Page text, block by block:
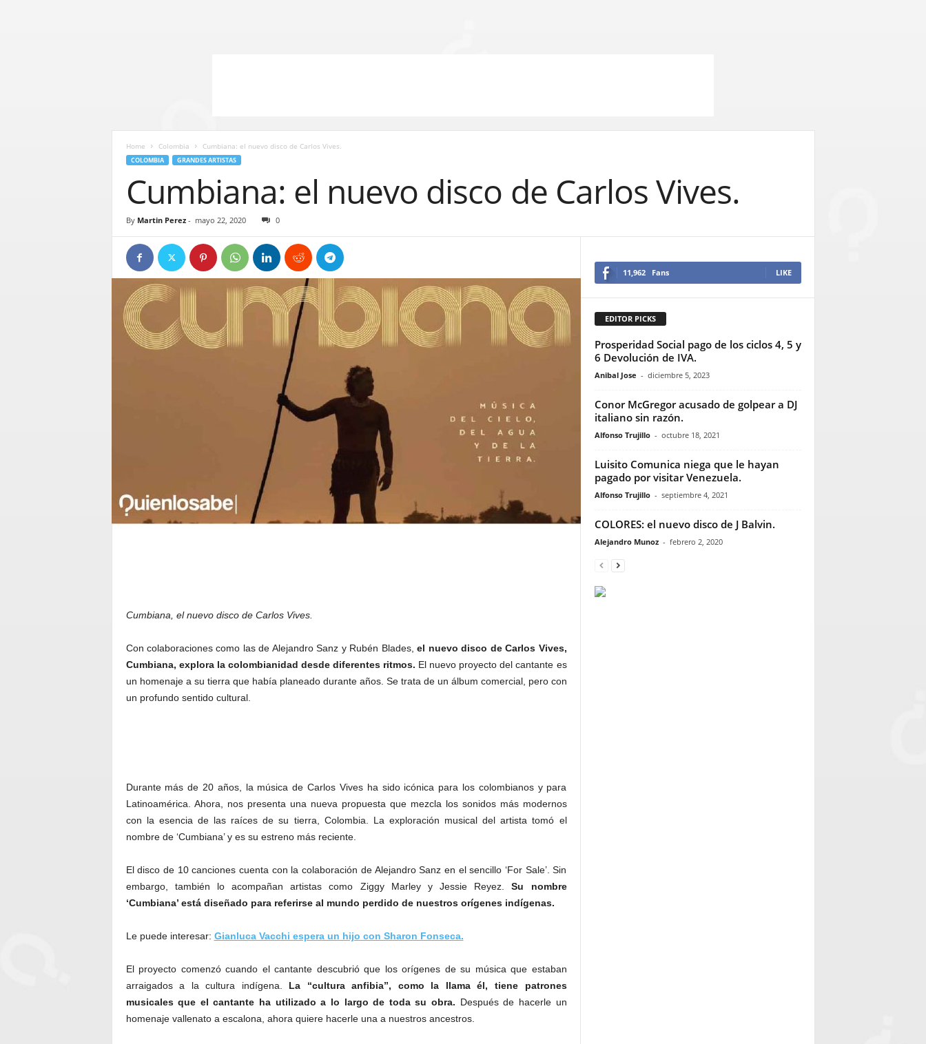
Home Colombia Cumbiana: el nuevo disco de Carlos Vives.
COLOMBIA GRANDES ARTISTAS
Cumbiana: el nuevo disco de Carlos Vives.
By Martin Perez- mayo 22, 2020 0
Cumbiana, el nuevo disco de Carlos Vives.
Con colaboraciones como las de Alejandro Sanz y Rubén Blades,el nuevo disco de Carlos Vives,
Cumbiana, explora la colombianidad desde diferentes ritmos. El nuevo proyecto del cantante es
un homenaje a su tierra que había planeado durante años. Se trata de un álbum comercial, pero con
un profundo sentido cultural.
Durante más de 20 años, la música de Carlos Vives ha sido icónica para los colombianos y para
Latinoamérica. Ahora, nos presenta una nueva propuesta que mezcla los sonidos más modernos
con la esencia de las raíces de su tierra, Colombia. La exploración musical del artista tomó el
nombre de ‘Cumbiana’ y es su estreno más reciente.
El disco de 10 canciones cuenta con la colaboración de Alejandro Sanz en el sencillo ‘For Sale’. Sin
embargo, también lo acompañan artistas como Ziggy Marley y Jessie Reyez.Su nombre
‘Cumbiana’ está diseñado para referirse al mundo perdido de nuestros orígenes indígenas.
Le puede interesar: Gianluca Vacchi espera un hijo con Sharon Fonseca.
El proyecto comenzó cuando el cantante descubrió que los orígenes de su música que estaban
arraigados a la cultura indígena. La “cultura anfibia”, como la llama él, tiene patrones
musicales que el cantante ha utilizado a lo largo de toda su obra. Después de hacerle un
homenaje vallenato a escalona, ahora quiere hacerle una a nuestros ancestros.
11,962 Fans LIKE
EDITOR PICKS
Prosperidad Social pago de los ciclos 4, 5 y
6 Devolución de IVA.
Anibal Jose - diciembre 5, 2023
Conor McGregor acusado de golpear a DJ
italiano sin razón.
Alfonso Trujillo - octubre 18, 2021
Luisito Comunica niega que le hayan
pagado por visitar Venezuela.
Alfonso Trujillo - septiembre 4, 2021
COLORES: el nuevo disco de J Balvin.
Alejandro Munoz - febrero 2, 2020